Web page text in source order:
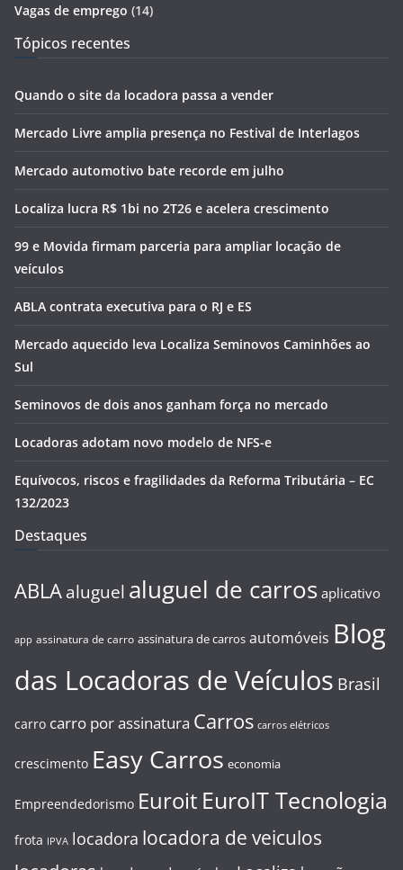
Vagas de emprego (14)
Tópicos recentes
Quando o site da locadora passa a vender
Mercado Livre amplia presença no Festival de Interlagos
Mercado automotivo bate recorde em julho
Localiza lucra R$ 1bi no 2T26 e acelera crescimento
99 e Movida firmam parceria para ampliar locação de
veículos
ABLA contrata executiva para o RJ e ES
Mercado aquecido leva Localiza Seminovos Caminhões ao
Sul
Seminovos de dois anos ganham força no mercado
Locadoras adotam novo modelo de NFS-e
Equívocos, riscos e fragilidades da Reforma Tributária – EC
132/2023
Destaques
ABLA aluguel aluguel de carros aplicativo
app assinatura de carro assinatura de carros automóveis Blog
das Locadoras de Veículos Brasil
carro carro por assinatura Carros carros elétricos
crescimento Easy Carros economia
Empreendedorismo Euroit EuroIT Tecnologia
frota IPVA locadora locadora de veiculos